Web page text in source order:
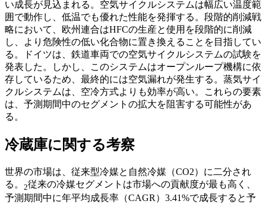
い成長が見込まれる。空気サイクルシステムは幅広い温度範
囲で動作し、低温でも優れた性能を発揮する。段階的削減戦
略において、欧州連合はHFCの生産と使用を段階的に削減
し、より危険性の低い化合物に置き換えることを目指してい
る。ドイツは、鉄道車両での空気サイクルシステムの試験を
発表した。しかし、このシステムはオープンループ機構に依
存しているため、最終的には空気漏れが発生する。蒸気サイ
クルシステムは、空冷方式よりも効率が高い。これらの要素
は、予測期間中のセグメントの拡大を阻害する可能性があ
る。
冷蔵庫に関する考察
世界の市場は、従来型冷媒と自然冷媒（CO2）に二分され
る。 2従来の冷媒セグメントは市場への貢献度が最も高く、
予測期間中に年平均成長率（CAGR）3.41%で成長すると予